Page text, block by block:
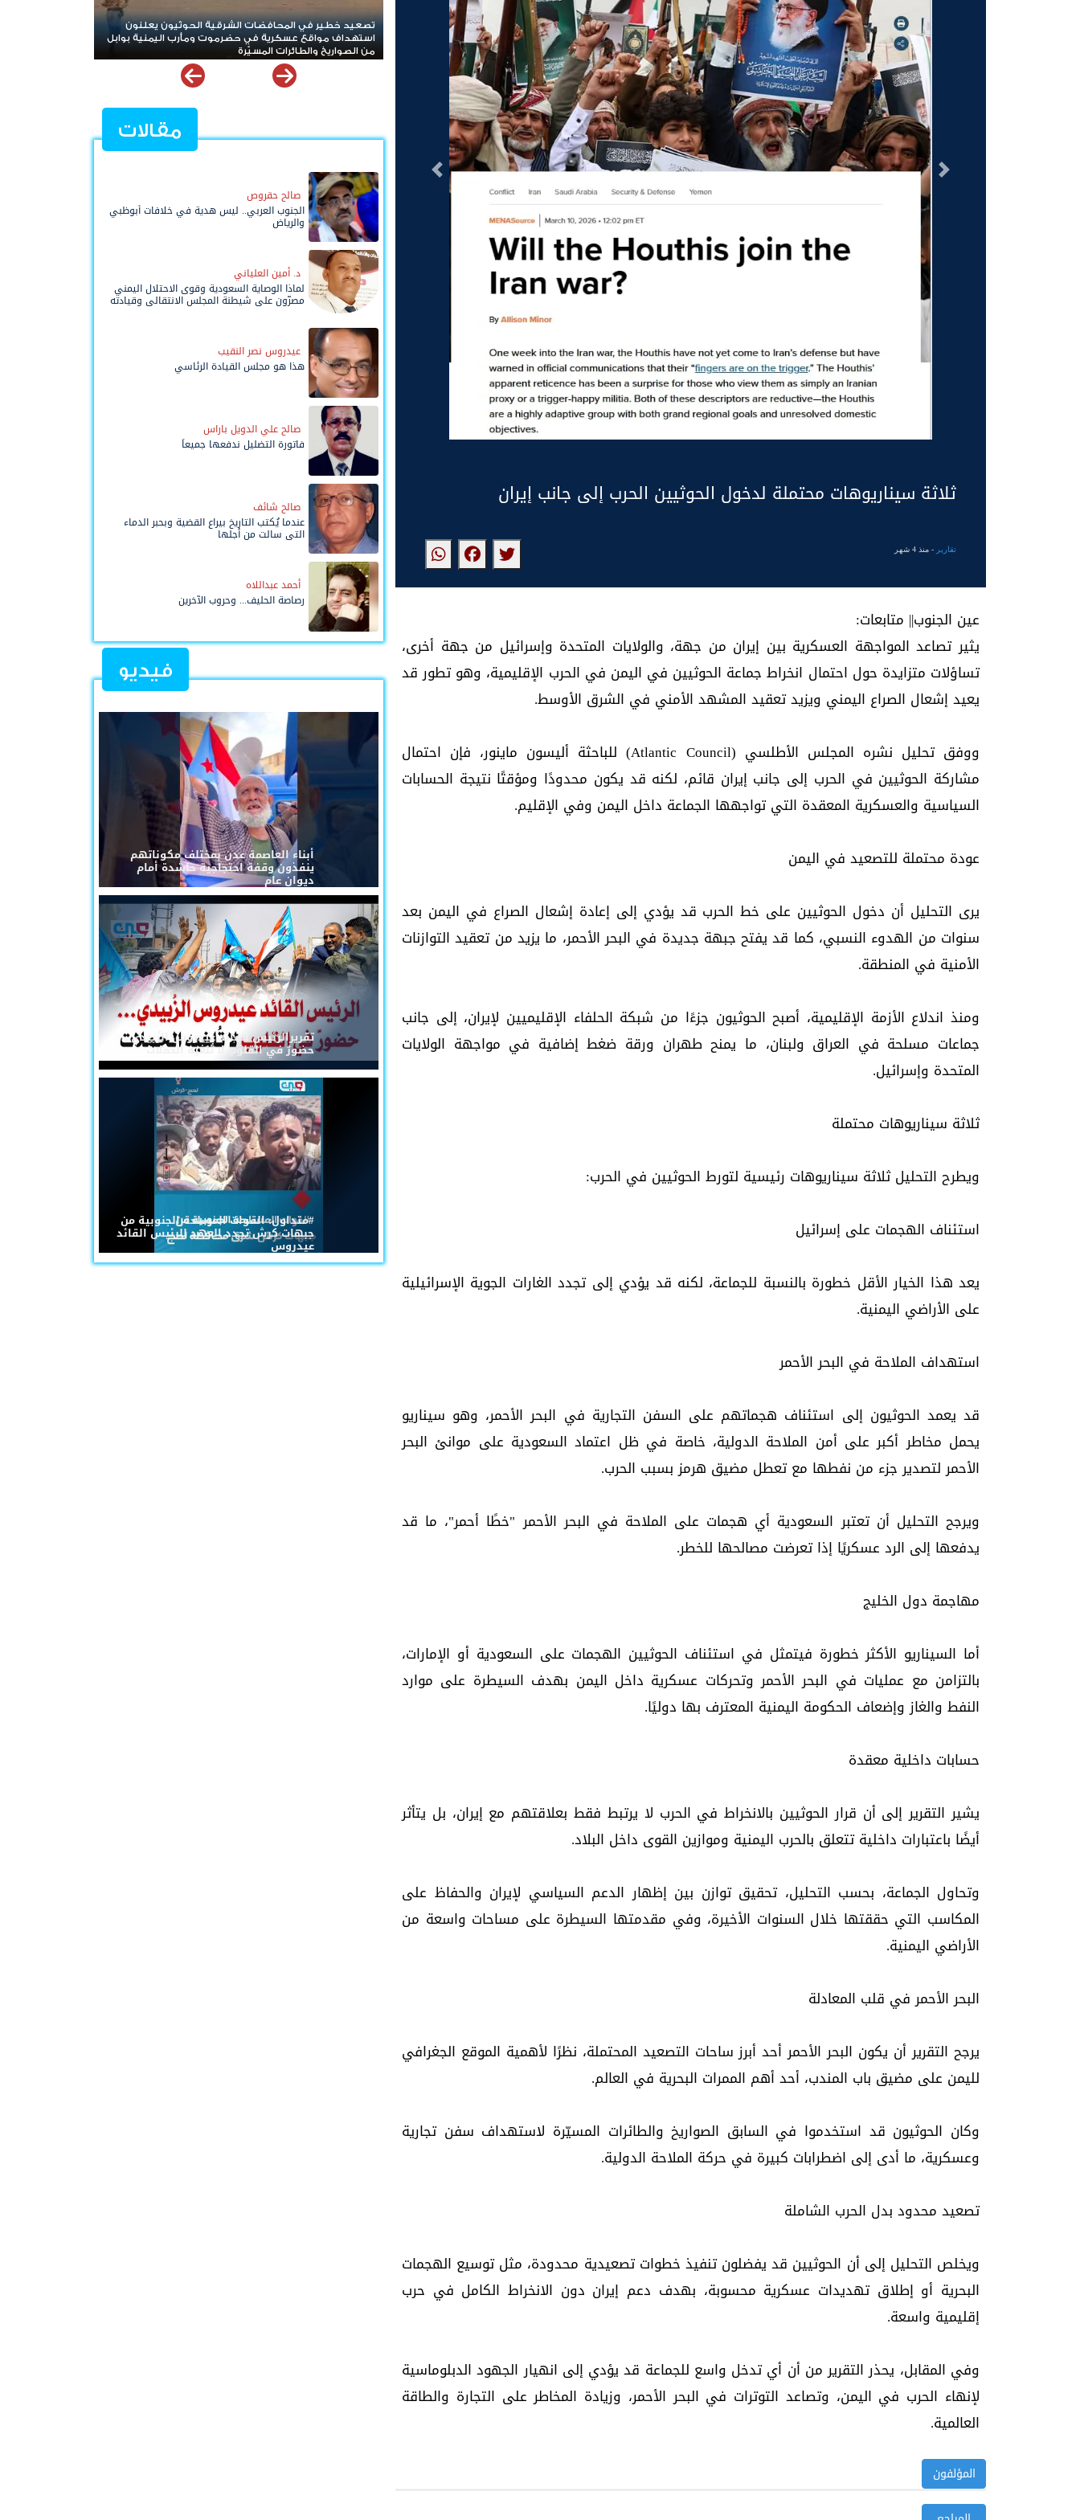
التالى السابق
ثلاثة سيناريوهات محتملة لدخول الحوثيين الحرب إلى جانب إيران
تقارير - منذ 4 شهر
عين الجنوب|| متابعات:
يثير تصاعد المواجهة العسكرية بين إيران من جهة، والولايات المتحدة وإسرائيل من جهة أخرى،
تساؤلات متزايدة حول احتمال انخراط جماعة الحوثيين في اليمن في الحرب الإقليمية، وهو تطور قد
يعيد إشعال الصراع اليمني ويزيد تعقيد المشهد الأمني في الشرق الأوسط.
ووفق تحليل نشره المجلس الأطلسي (Atlantic Council) للباحثة أليسون ماينور، فإن احتمال
مشاركة الحوثيين في الحرب إلى جانب إيران قائم، لكنه قد يكون محدودًا ومؤقتًا نتيجة الحسابات
السياسية والعسكرية المعقدة التي تواجهها الجماعة داخل اليمن وفي الإقليم.
عودة محتملة للتصعيد في اليمن
يرى التحليل أن دخول الحوثيين على خط الحرب قد يؤدي إلى إعادة إشعال الصراع في اليمن بعد
سنوات من الهدوء النسبي، كما قد يفتح جبهة جديدة في البحر الأحمر، ما يزيد من تعقيد التوازنات
الأمنية في المنطقة.
ومنذ اندلاع الأزمة الإقليمية، أصبح الحوثيون جزءًا من شبكة الحلفاء الإقليميين لإيران، إلى جانب
جماعات مسلحة في العراق ولبنان، ما يمنح طهران ورقة ضغط إضافية في مواجهة الولايات
المتحدة وإسرائيل.
ثلاثة سيناريوهات محتملة
ويطرح التحليل ثلاثة سيناريوهات رئيسية لتورط الحوثيين في الحرب:
استئناف الهجمات على إسرائيل
يعد هذا الخيار الأقل خطورة بالنسبة للجماعة، لكنه قد يؤدي إلى تجدد الغارات الجوية الإسرائيلية
على الأراضي اليمنية.
استهداف الملاحة في البحر الأحمر
قد يعمد الحوثيون إلى استئناف هجماتهم على السفن التجارية في البحر الأحمر، وهو سيناريو
يحمل مخاطر أكبر على أمن الملاحة الدولية، خاصة في ظل اعتماد السعودية على موانئ البحر
الأحمر لتصدير جزء من نفطها مع تعطل مضيق هرمز بسبب الحرب.
ويرجح التحليل أن تعتبر السعودية أي هجمات على الملاحة في البحر الأحمر "خطًا أحمر"، ما قد
يدفعها إلى الرد عسكريًا إذا تعرضت مصالحها للخطر.
مهاجمة دول الخليج
أما السيناريو الأكثر خطورة فيتمثل في استئناف الحوثيين الهجمات على السعودية أو الإمارات،
بالتزامن مع عمليات في البحر الأحمر وتحركات عسكرية داخل اليمن بهدف السيطرة على موارد
النفط والغاز وإضعاف الحكومة اليمنية المعترف بها دوليًا.
حسابات داخلية معقدة
يشير التقرير إلى أن قرار الحوثيين بالانخراط في الحرب لا يرتبط فقط بعلاقتهم مع إيران، بل يتأثر
أيضًا باعتبارات داخلية تتعلق بالحرب اليمنية وموازين القوى داخل البلاد.
وتحاول الجماعة، بحسب التحليل، تحقيق توازن بين إظهار الدعم السياسي لإيران والحفاظ على
المكاسب التي حققتها خلال السنوات الأخيرة، وفي مقدمتها السيطرة على مساحات واسعة من
الأراضي اليمنية.
البحر الأحمر في قلب المعادلة
يرجح التقرير أن يكون البحر الأحمر أحد أبرز ساحات التصعيد المحتملة، نظرًا لأهمية الموقع الجغرافي
لليمن على مضيق باب المندب، أحد أهم الممرات البحرية في العالم.
وكان الحوثيون قد استخدموا في السابق الصواريخ والطائرات المسيّرة لاستهداف سفن تجارية
وعسكرية، ما أدى إلى اضطرابات كبيرة في حركة الملاحة الدولية.
تصعيد محدود بدل الحرب الشاملة
ويخلص التحليل إلى أن الحوثيين قد يفضلون تنفيذ خطوات تصعيدية محدودة، مثل توسيع الهجمات
البحرية أو إطلاق تهديدات عسكرية محسوبة، بهدف دعم إيران دون الانخراط الكامل في حرب
إقليمية واسعة.
وفي المقابل، يحذر التقرير من أن أي تدخل واسع للجماعة قد يؤدي إلى انهيار الجهود الدبلوماسية
لإنهاء الحرب في اليمن، وتصاعد التوترات في البحر الأحمر، وزيادة المخاطر على التجارة والطاقة
العالمية.
المؤلفون
استنزاف غير مسبوق.. حرب إيران تلتهم معظم مخزون
صواريخ "ثاد" الأمريكية وتدق ناقوس الخطر داخل البنتاغون
مقالات
صالح حقروص
الجنوب العربي.. ليس هدية في خلافات أبوظبي
والرياض
د. أمين العلياني
لماذا الوصاية السعودية وقوى الاحتلال اليمني
مصرّون على شيطنة المجلس الانتقالي وقيادته
عيدروس نصر النقيب
هذا هو مجلس القيادة الرئاسي
صالح علي الدويل باراس
فاتورة التضليل ندفعها جميعاً
صالح شائف
عندما يُكتب التاريخ بيراع القضية وبحبر الدماء
التي سالت من أجلها
أحمد عبداللاه
رصاصة الحليف... وحروب الآخرين
فيديو
أبناء العاصمة عدن بمختلف مكوناتهم
ينفذون وقفة احتجاجية حاشدة أمام
ديوان عام
تقريرالرئيس القائد عيدروس الزُبيدي...
حضورٌ في القلوب لا تُلغيه الحملات
#متداول: القوات المسلحة الجنوبية من
جبهات كرش تجدد العهد للرئيس القائد
عيدروس